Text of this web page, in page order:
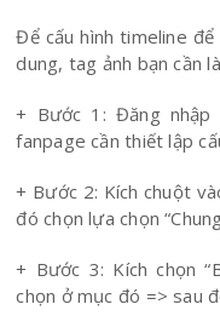
Để cấu hình timeline
dung, tag ảnh bạn cần
+ Bước 1: Đăng nhập
fanpage cần thiết lập
+ Bước 2: Kích chuột
đó chọn lựa chọn
+ Bước 3: Kích chọn
chọn ở mục đó => sau